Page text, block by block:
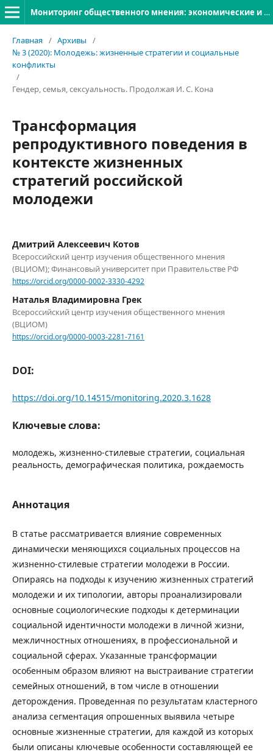
Мониторинг общественного мнения: экономические и социальные перемены
Главная / Архивы
/
№ 3 (2020): Молодежь: жизненные стратегии и социальные
конфликты
/
Гендер, семья, сексуальность. Продолжая И. С. Кона
Трансформация
репродуктивного поведения в
контексте жизненных
стратегий российской
молодежи
Дмитрий Алексеевич Котов
Всероссийский центр изучения общественного мнения
(ВЦИОМ); Финансовый университет при Правительстве РФ
https://orcid.org/0000-0002-3330-4292
Наталья Владимировна Грек
Всероссийский центр изучения общественного мнения
(ВЦИОМ)
https://orcid.org/0000-0003-2281-7161
DOI:
https://doi.org/10.14515/monitoring.2020.3.1628
Ключевые слова:
молодежь, жизненно-стилевые стратегии, социальная
реальность, демографическая политика, рождаемость
Аннотация
В статье рассматривается влияние современных
динамически меняющихся социальных процессов на
жизненно-стилевые стратегии молодежи в России.
Опираясь на подходы к изучению жизненных стратегий
молодежи и их типологии, авторы проанализировали
основные социологические подходы к детерминации
социальной идентичности молодежи в личной жизни,
межличностных отношениях, в профессиональной и
социальной сферах. Указанные трансформации
особенным образом влияют на выстраивание стратегии
семейных отношений, в том числе в отношении
деторождения. Проведенная по результатам кластерного
анализа сегментация опрошенных выявила четыре
основные жизненные стратегии, для каждой из которых
были описаны ключевые особенности составляющей ее